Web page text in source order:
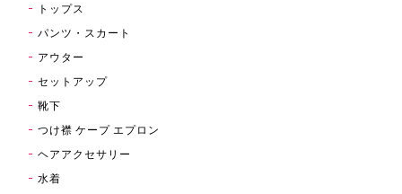
トップス
パンツ・スカート
アウター
セットアップ
靴下
つけ襟 ケープ エプロン
ヘアアクセサリー
水着